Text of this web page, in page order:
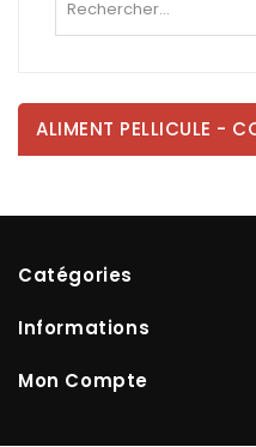
ALIMENT PELLICULE -
Catégories
Informations
Mon Compte